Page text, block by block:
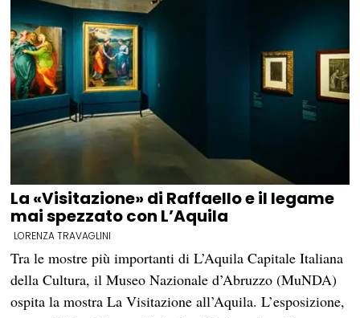
La «Visitazione» di Raffaello e il legame
mai spezzato con L’Aquila
LORENZA TRAVAGLINI
Tra le mostre più importanti di L’Aquila Capitale Italiana
della Cultura, il Museo Nazionale d’Abruzzo (MuNDA)
ospita la mostra La Visitazione all’Aquila. L’esposizione,